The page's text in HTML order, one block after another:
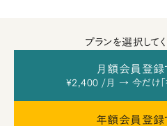
プランを選択して
月額会員登録
¥2,400 /月 → 今だけ「
年額会員登録